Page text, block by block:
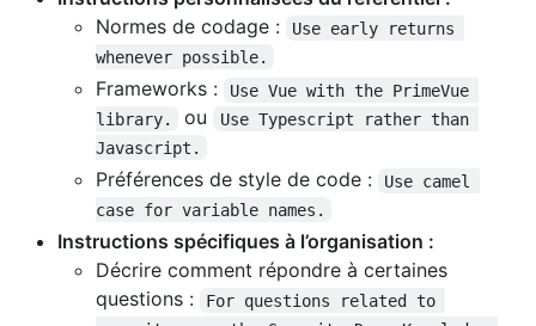
Normes de codage :
Use early returns
whenever possible.
Frameworks :
Use Vue with the PrimeVue
library.
ou
Use Typescript rather than
Javascript.
Préférences de style de code :
Use camel
case for variable names.
Instructions spécifiques à l’organisation :
Décrire comment répondre à certaines
questions :
For questions related to